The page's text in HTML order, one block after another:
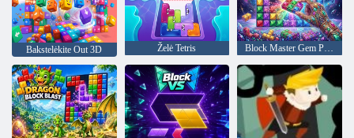
Bakstelėkite Out 3D Želė Tetris Block Master Gem Puzzle